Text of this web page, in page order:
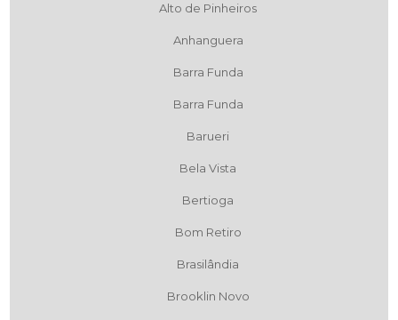
Alto de Pinheiros
Anhanguera
Barra Funda
Barra Funda
Barueri
Bela Vista
Bertioga
Bom Retiro
Brasilândia
Brooklin Novo